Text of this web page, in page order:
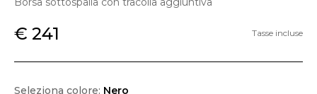
€ 241 Tasse incluse
Seleziona colore: Nero